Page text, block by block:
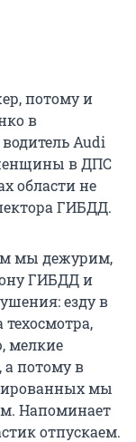
потому и
в
Audi
женщины в ДПС
области не
ГИБДД.
мы дежурим,
ГИБДД и
езду в
техосмотра,
мелкие
потому в
мы
Напоминает
отпускаем.